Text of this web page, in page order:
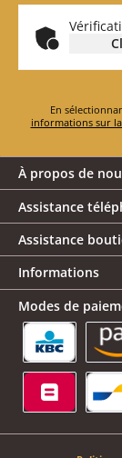
*
informations sur
À propos de
Assistance
Assistance
Informations
Modes de
KBC/CBC